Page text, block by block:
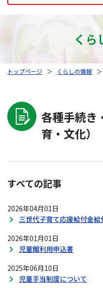
くら
トップページ ＞ くらしの情報 ＞
各種手続き
育・文化）
すべての記事
2026年04月01日
三世代子育て応援給付金給
2026年01月01日
児童館利用申込書
2025年06月10日
児童手当制度について